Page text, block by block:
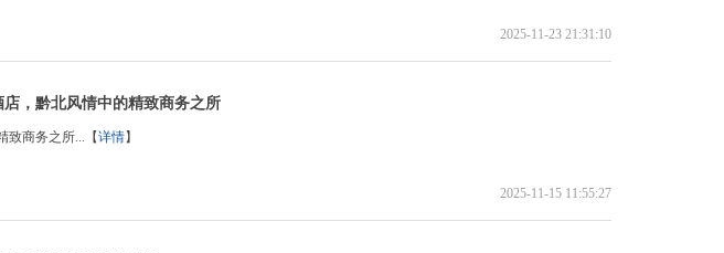
2025-11-23 21:31:10
，黔北风情中的精致商务之所
致商务之所...【详情】
2025-11-15 11:55:27